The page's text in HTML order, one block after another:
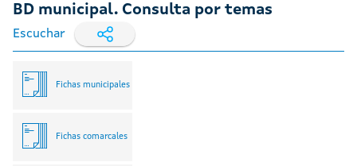
BD municipal. Consulta por temas
Escuchar
Fichas municipales
Fichas comarcales